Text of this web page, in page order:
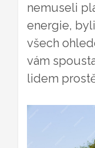
nemuseli
energie,
všech
vám
lidem